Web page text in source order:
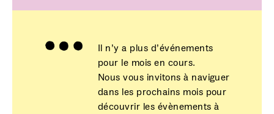
Il n’y a plus d’événements
pour le mois en cours.
Nous vous invitons à naviguer
dans les prochains mois pour
découvrir les évènements à